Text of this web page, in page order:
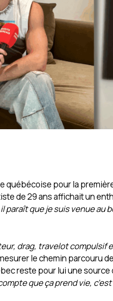
québécoise pour la
de 29 ans affichait un
paraît que je suis venue au
drag, travelot compulsif
le chemin parcouru
reste pour lui une source
que ça prend vie,